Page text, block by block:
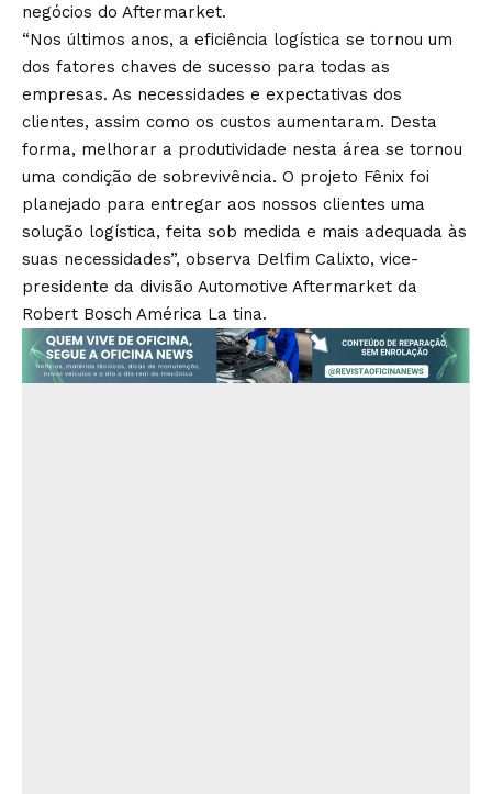
negócios do Aftermarket.
“Nos últimos anos, a eficiência logística se tornou um
dos fatores chaves de sucesso para todas as
empresas. As necessidades e expectativas dos
clientes, assim como os custos aumentaram. Desta
forma, melhorar a produtividade nesta área se tornou
uma condição de sobrevivência. O projeto Fênix foi
planejado para entregar aos nossos clientes uma
solução logística, feita sob medida e mais adequada às
suas necessidades”, observa Delfim Calixto, vice-
presidente da divisão Automotive Aftermarket da
Robert Bosch América La tina.